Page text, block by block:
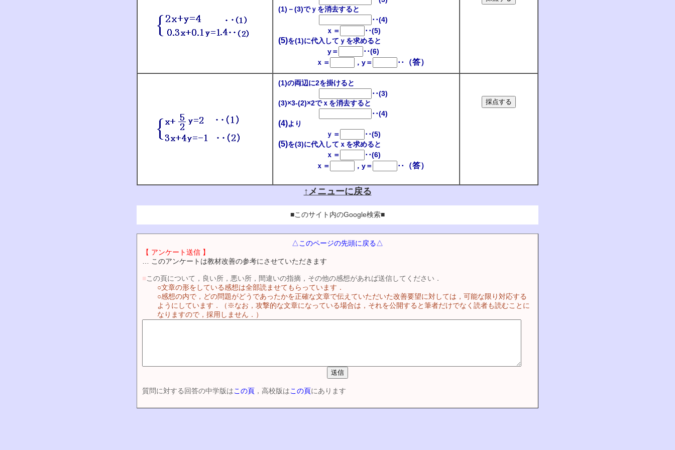
(1)－(3)でｙを消去すると
･･(4)
ｘ＝
･･(5)
(5)を(1)に代入してｙを求めると
y＝
･･(6)
ｘ＝
，y＝ ･･ （答）
(1)の両辺に2を掛けると
･･(3)
(3)×3-(2)×2でｘを消去すると
･･(4)
(4)より
ｙ＝
･･(5)
(5)を(3)に代入してｘを求めると
ｘ＝
･･(6)
ｘ＝
，y＝ ･･ （答）
↑メニューに戻る
■このサイト内のGoogle検索■
△このページの先頭に戻る△
【 アンケート送信 】
… このアンケートは教材改善の参考にさせていただきます
■この頁について，良い所，悪い所，間違いの指摘，その他の感想があれば送信してください．
○文章の形をしている感想は全部読ませてもらっています．
○感想の内で，どの問題がどうであったかを正確な文章で伝えていただいた改善要望に対しては，可能な限り対応する
ようにしています．（※なお，攻撃的な文章になっている場合は，それを公開すると筆者だけでなく読者も読むことに
なりますので，採用しません．）
質問に対する回答の中学版はこの頁 ，高校版はこの頁にあります